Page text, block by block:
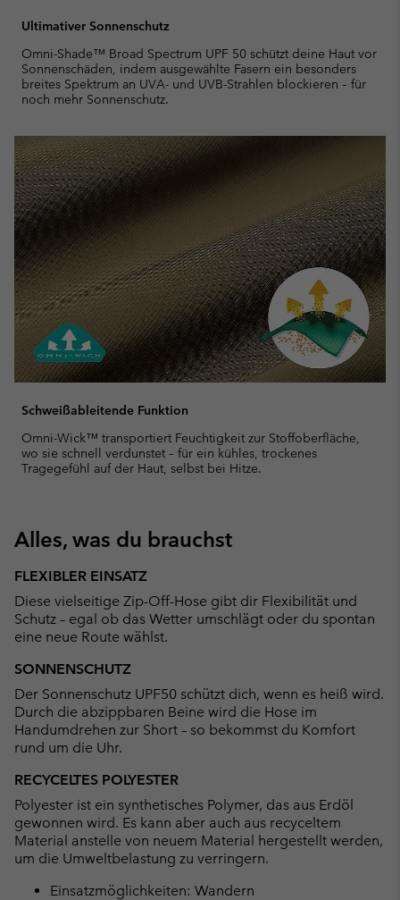
Ultimativer Sonnenschutz
Omni-Shade™ Broad Spectrum UPF 50 schützt deine Haut vor
Sonnenschäden, indem ausgewählte Fasern ein besonders
breites Spektrum an UVA- und UVB-Strahlen blockieren – für
noch mehr Sonnenschutz.
Schweißableitende Funktion
Omni-Wick™ transportiert Feuchtigkeit zur Stoffoberfläche,
wo sie schnell verdunstet – für ein kühles, trockenes
Tragegefühl auf der Haut, selbst bei Hitze.
Alles, was du brauchst
FLEXIBLER EINSATZ
Diese vielseitige Zip-Off-Hose gibt dir Flexibilität und
Schutz – egal ob das Wetter umschlägt oder du spontan
eine neue Route wählst.
SONNENSCHUTZ
Der Sonnenschutz UPF50 schützt dich, wenn es heiß wird.
Durch die abzippbaren Beine wird die Hose im
Handumdrehen zur Short – so bekommst du Komfort
rund um die Uhr.
RECYCELTES POLYESTER
Polyester ist ein synthetisches Polymer, das aus Erdöl
gewonnen wird. Es kann aber auch aus recyceltem
Material anstelle von neuem Material hergestellt werden,
um die Umweltbelastung zu verringern.
Einsatzmöglichkeiten: Wandern